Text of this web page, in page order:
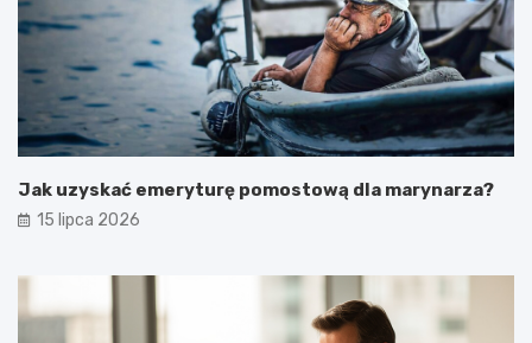
Jak uzyskać emeryturę pomostową dla marynarza?
15 lipca 2026